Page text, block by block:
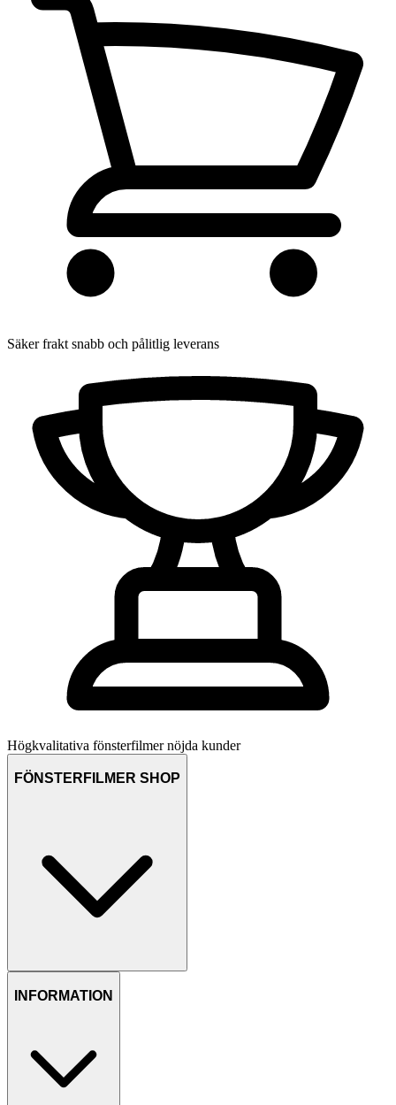
Säker frakt snabb och pålitlig leverans
Högkvalitativa fönsterfilmer nöjda kunder
FÖNSTERFILMER SHOP
INFORMATION